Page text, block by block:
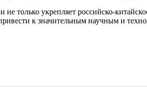
только укрепляет российско-
к значительным научным и